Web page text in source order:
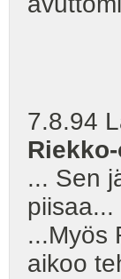
7.8.94
... Sen
piisaa...
...Myös
aikoo